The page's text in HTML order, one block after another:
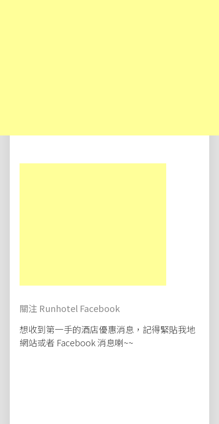
關注 Runhotel Facebook
想收到第一手的酒店優惠消息，記得緊貼我地
網站或者 Facebook 消息喇~~